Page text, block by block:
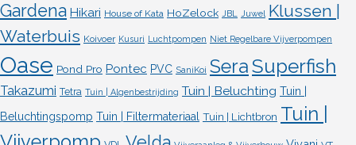
Gardena Hikari House of Kata HoZelock JBL Juwel Klussen |
Waterbuis Koivoer Kusuri Luchtpompen Niet Regelbare Vijverpompen
Oase Pond Pro Pontec PVC SaniKoi SeraSuperfish
Takazumi Tetra Tuin | Algenbestrijding Tuin | Beluchting Tuin |
Beluchtingspomp Tuin | Filtermateriaal Tuin | Lichtbron Tuin |